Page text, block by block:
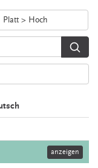
Platt > Hoch
anzeigen